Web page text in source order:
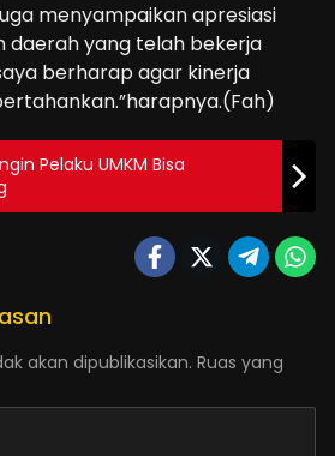
menyampaikan apresiasi
daerah yang telah bekerja
berharap agar kinerja
Pelaku UMKM Bisa
akan dipublikasikan. Ruas yang